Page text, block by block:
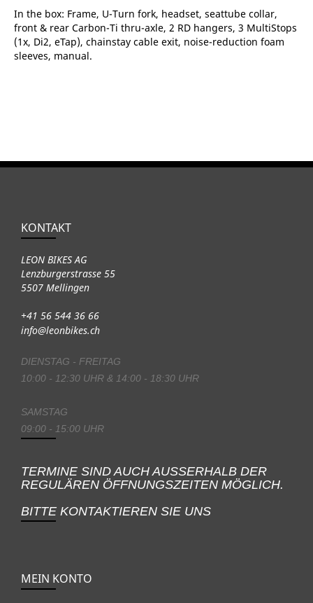
In the box: Frame, U-Turn fork, headset, seattube collar,
front & rear Carbon-Ti thru-axle, 2 RD hangers, 3 MultiStops
(1x, Di2, eTap), chainstay cable exit, noise-reduction foam
sleeves, manual.
KONTAKT
LEON BIKES AG
Lenzburgerstrasse 55
5507 Mellingen
+41 56 544 36 66
info@leonbikes.ch
DIENSTAG - FREITAG
10:00 - 12:30 UHR & 14:00 - 18:30 UHR
SAMSTAG
09:00 - 15:00 UHR
TERMINE SIND AUCH AUSSERHALB DER
REGULÄREN ÖFFNUNGSZEITEN MÖGLICH.
BITTE KONTAKTIEREN SIE UNS
MEIN KONTO